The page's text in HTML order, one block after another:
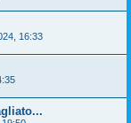
16:33